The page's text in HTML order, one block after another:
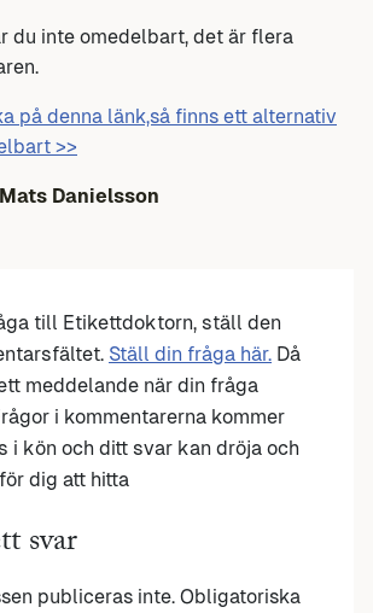
du inte omedelbart, det är flera
på denna länk,så finns ett alternativ
>>
Danielsson
till Etikettdoktorn, ställ den
Ställ din fråga här. Då
meddelande när din fråga
i kommentarerna kommer
i kön och ditt svar kan dröja och
dig att hitta
svar
publiceras inte. Obligatoriska